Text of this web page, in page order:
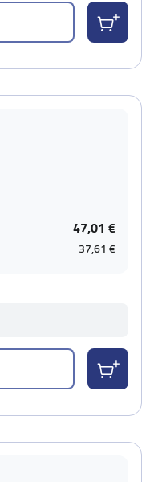
47,01 €
37,61 €